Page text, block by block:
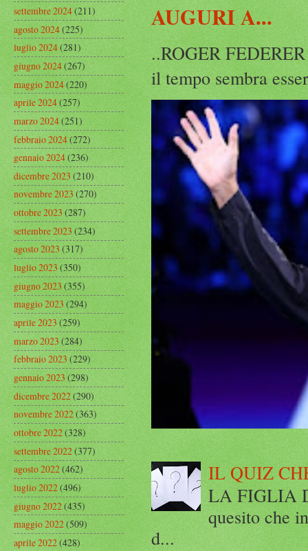
AUGURI A...
..ROGER
il tempo sembra
IL QUIZ
LA FIGLIA
quesito che
d...
settembre 2024(211)
agosto 2024(225)
luglio 2024(281)
giugno 2024(267)
maggio 2024(220)
aprile 2024(257)
marzo 2024(251)
febbraio 2024(272)
gennaio 2024(236)
dicembre 2023(210)
novembre 2023(270)
ottobre 2023(287)
settembre 2023(234)
agosto 2023(317)
luglio 2023(350)
giugno 2023(355)
maggio 2023(294)
aprile 2023(259)
marzo 2023(284)
febbraio 2023(229)
gennaio 2023(298)
dicembre 2022(290)
novembre 2022(363)
ottobre 2022(328)
settembre 2022(377)
agosto 2022(462)
luglio 2022(496)
giugno 2022(435)
maggio 2022(509)
aprile 2022(428)